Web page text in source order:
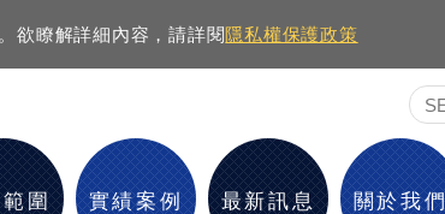
欲瞭解詳細內容，請詳閱隱私權保護政策
圍 實績案例 最新訊息 關於我們